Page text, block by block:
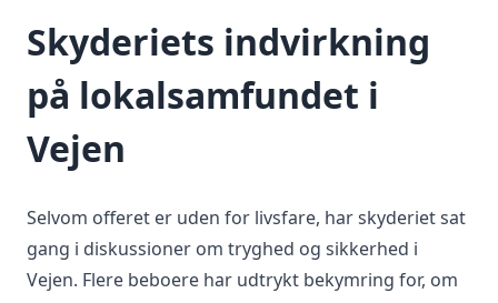
Skyderiets indvirkning
på lokalsamfundet i
Vejen
Selvom offeret er uden for livsfare, har skyderiet sat
gang i diskussioner om tryghed og sikkerhed i
Vejen. Flere beboere har udtrykt bekymring for, om